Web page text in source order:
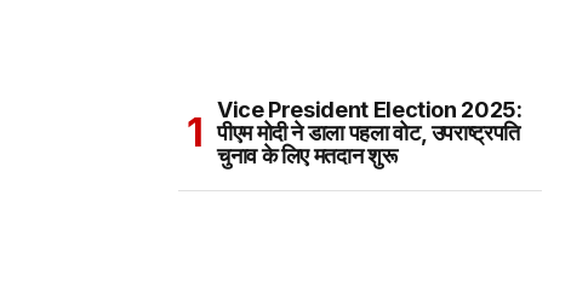
Vice President Election 2025:
पीएम मोदी ने डाला पहला वोट, उपराष्ट्रपति
चुनाव के लिए मतदान शुरू